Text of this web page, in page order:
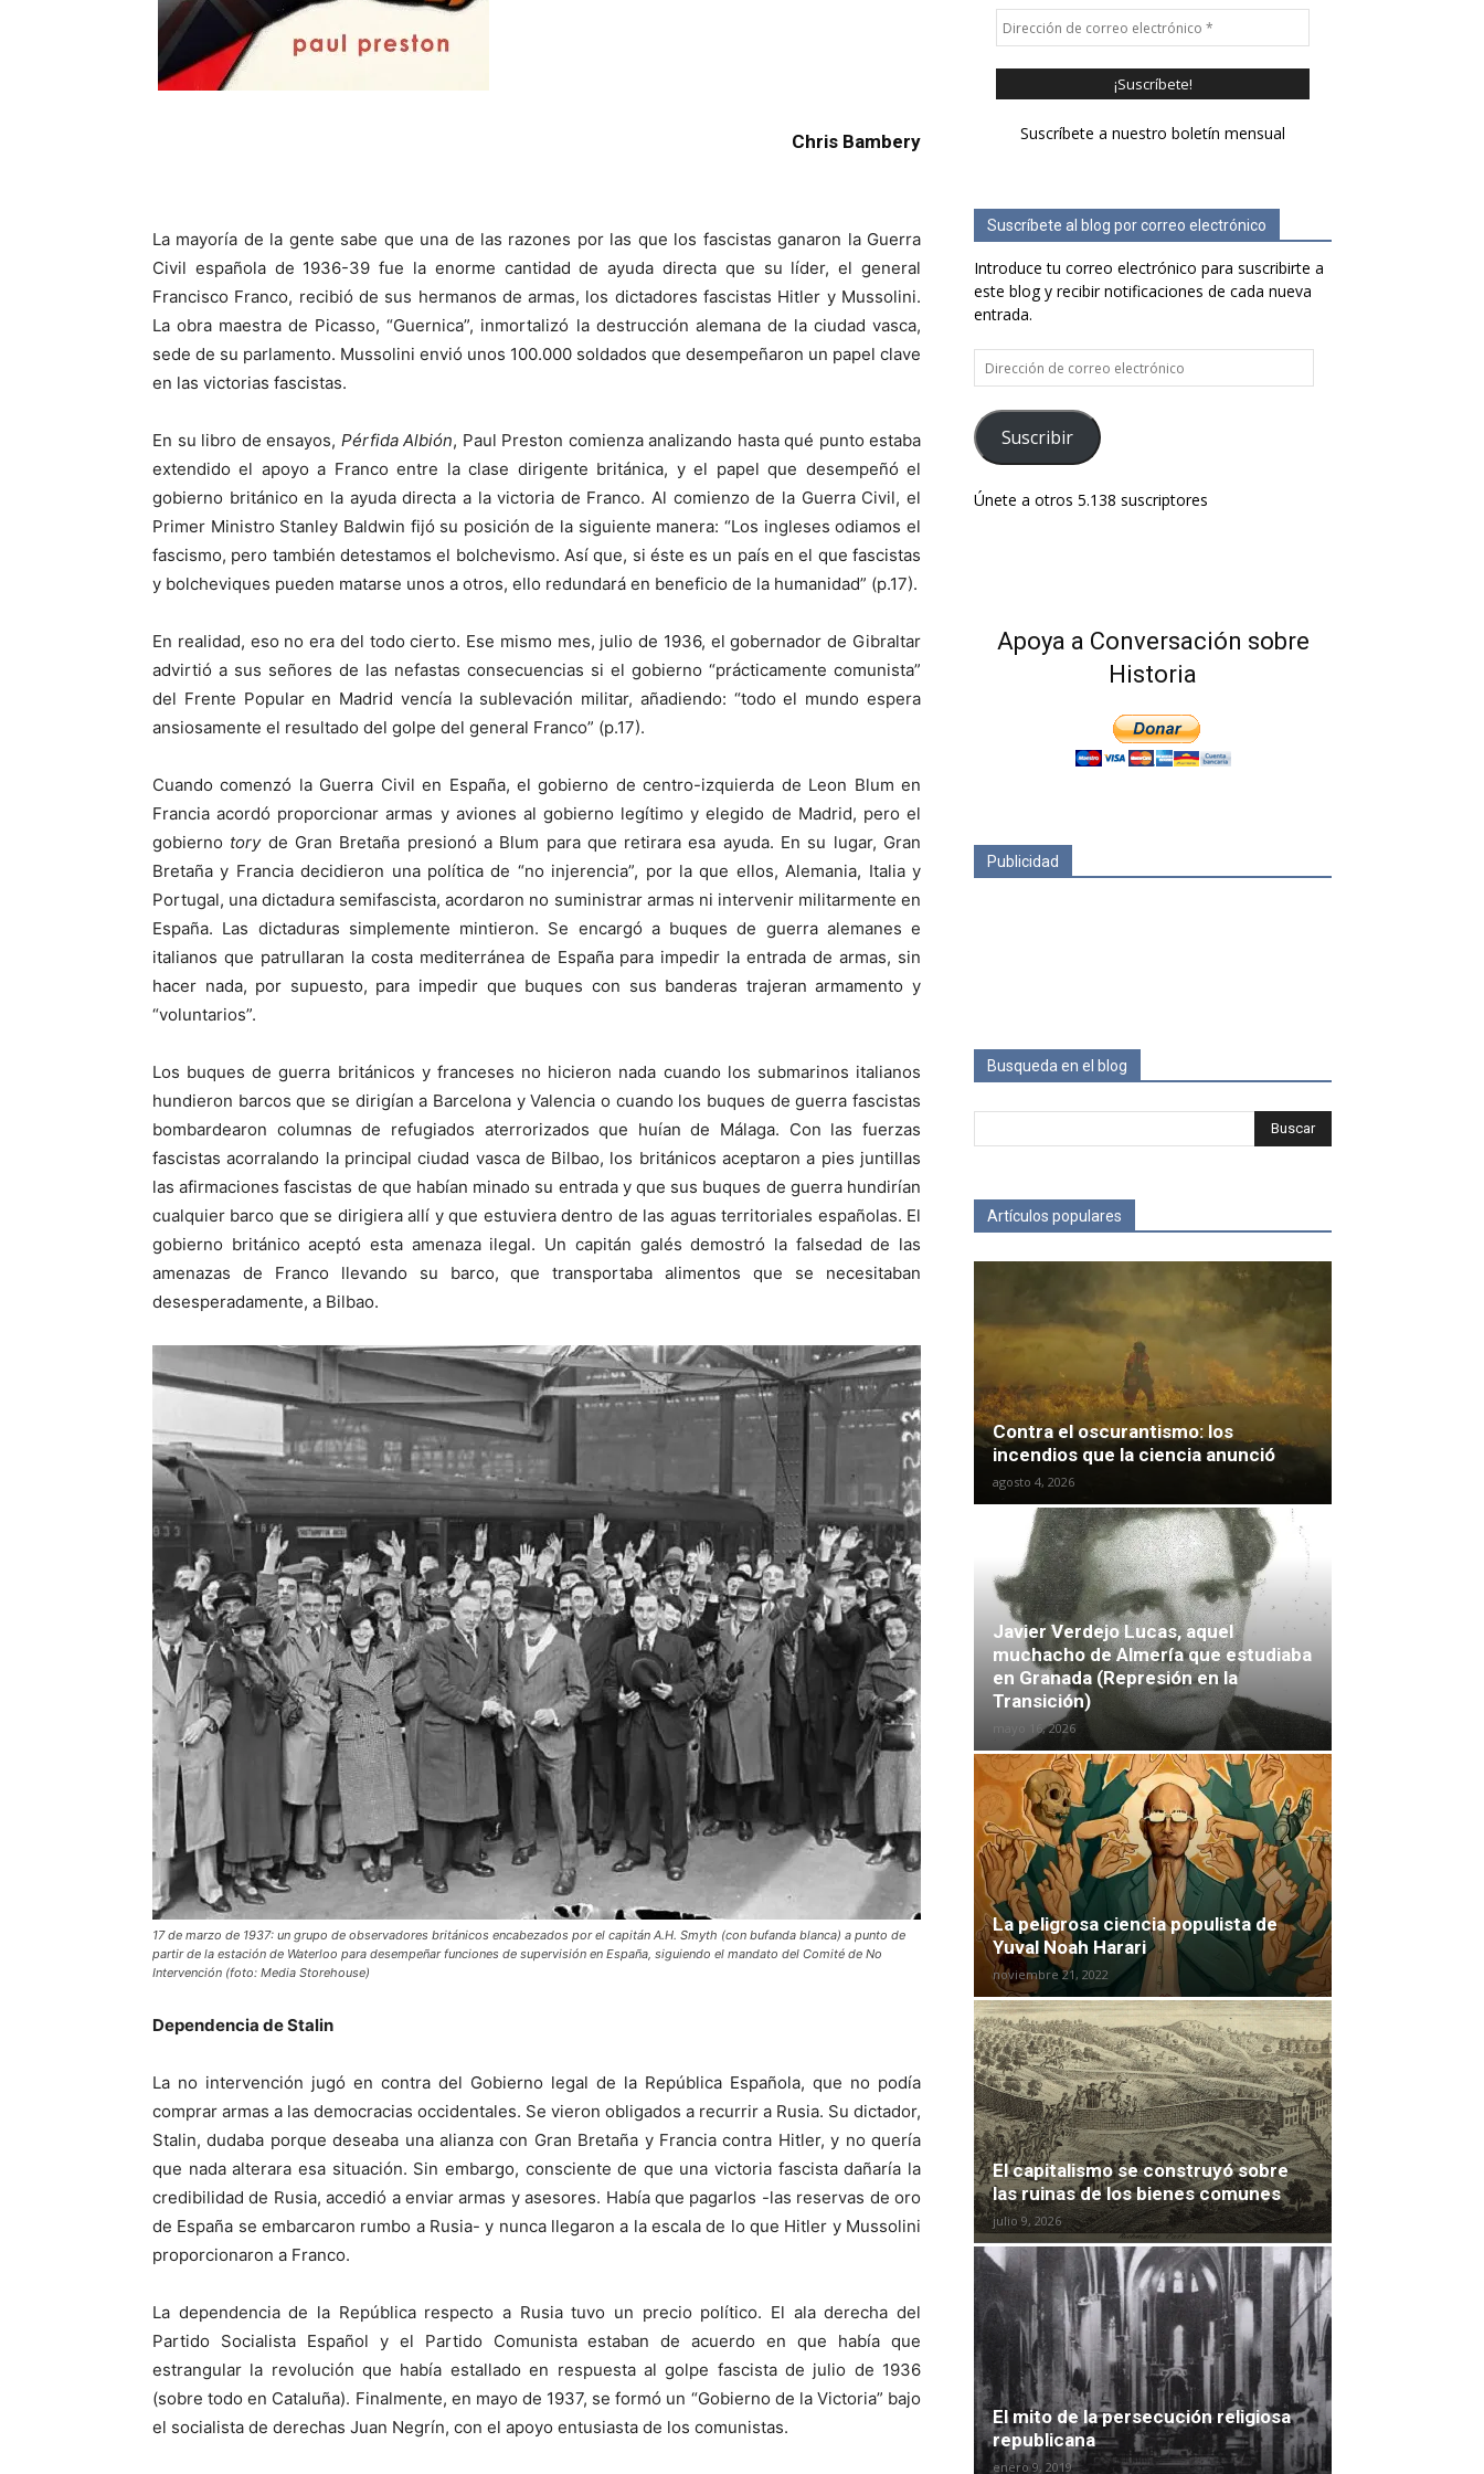
Chris Bambery
La mayoría de la gente sabe que una de las razones por las que los fascistas ganaron la Guerra
Civil española de 1936-39 fue la enorme cantidad de ayuda directa que su líder, el general
Francisco Franco, recibió de sus hermanos de armas, los dictadores fascistas Hitler y Mussolini.
La obra maestra de Picasso, “Guernica”, inmortalizó la destrucción alemana de la ciudad vasca,
sede de su parlamento. Mussolini envió unos 100.000 soldados que desempeñaron un papel clave
en las victorias fascistas.
En su libro de ensayos, Pérfida Albión, Paul Preston comienza analizando hasta qué punto estaba
extendido el apoyo a Franco entre la clase dirigente británica, y el papel que desempeñó el
gobierno británico en la ayuda directa a la victoria de Franco. Al comienzo de la Guerra Civil, el
Primer Ministro Stanley Baldwin fijó su posición de la siguiente manera: “Los ingleses odiamos el
fascismo, pero también detestamos el bolchevismo. Así que, si éste es un país en el que fascistas
y bolcheviques pueden matarse unos a otros, ello redundará en beneficio de la humanidad” (p.17).
En realidad, eso no era del todo cierto. Ese mismo mes, julio de 1936, el gobernador de Gibraltar
advirtió a sus señores de las nefastas consecuencias si el gobierno “prácticamente comunista”
del Frente Popular en Madrid vencía la sublevación militar, añadiendo: “todo el mundo espera
ansiosamente el resultado del golpe del general Franco” (p.17).
Cuando comenzó la Guerra Civil en España, el gobierno de centro-izquierda de Leon Blum en
Francia acordó proporcionar armas y aviones al gobierno legítimo y elegido de Madrid, pero el
gobierno toryde Gran Bretaña presionó a Blum para que retirara esa ayuda. En su lugar, Gran
Bretaña y Francia decidieron una política de “no injerencia”, por la que ellos, Alemania, Italia y
Portugal, una dictadura semifascista, acordaron no suministrar armas ni intervenir militarmente en
España. Las dictaduras simplemente mintieron. Se encargó a buques de guerra alemanes e
italianos que patrullaran la costa mediterránea de España para impedir la entrada de armas, sin
hacer nada, por supuesto, para impedir que buques con sus banderas trajeran armamento y
“voluntarios”.
Los buques de guerra británicos y franceses no hicieron nada cuando los submarinos italianos
hundieron barcos que se dirigían a Barcelona y Valencia o cuando los buques de guerra fascistas
bombardearon columnas de refugiados aterrorizados que huían de Málaga. Con las fuerzas
fascistas acorralando la principal ciudad vasca de Bilbao, los británicos aceptaron a pies juntillas
las afirmaciones fascistas de que habían minado su entrada y que sus buques de guerra hundirían
cualquier barco que se dirigiera allí y que estuviera dentro de las aguas territoriales españolas. El
gobierno británico aceptó esta amenaza ilegal. Un capitán galés demostró la falsedad de las
amenazas de Franco llevando su barco, que transportaba alimentos que se necesitaban
desesperadamente, a Bilbao.
17 de marzo de 1937: un grupo de observadores británicos encabezados por el capitán A.H. Smyth (con bufanda blanca) a punto de
partir de la estación de Waterloo para desempeñar funciones de supervisión en España, siguiendo el mandato del Comité de No
Intervención (foto: Media Storehouse)
Dependencia de Stalin
La no intervención jugó en contra del Gobierno legal de la República Española, que no podía
comprar armas a las democracias occidentales. Se vieron obligados a recurrir a Rusia. Su dictador,
Stalin, dudaba porque deseaba una alianza con Gran Bretaña y Francia contra Hitler, y no quería
que nada alterara esa situación. Sin embargo, consciente de que una victoria fascista dañaría la
credibilidad de Rusia, accedió a enviar armas y asesores. Había que pagarlos -las reservas de oro
de España se embarcaron rumbo a Rusia- y nunca llegaron a la escala de lo que Hitler y Mussolini
proporcionaron a Franco.
La dependencia de la República respecto a Rusia tuvo un precio político. El ala derecha del
Partido Socialista Español y el Partido Comunista estaban de acuerdo en que había que
estrangular la revolución que había estallado en respuesta al golpe fascista de julio de 1936
(sobre todo en Cataluña). Finalmente, en mayo de 1937, se formó un “Gobierno de la Victoria” bajo
el socialista de derechas Juan Negrín, con el apoyo entusiasta de los comunistas.
Suscríbete a nuestro boletín mensual
Suscríbete al blog por correo electrónico
Introduce tu correo electrónico para suscribirte a
este blog y recibir notificaciones de cada nueva
entrada.
Dirección
de
correo
electrónico
Suscribir
Únete a otros 5.138 suscriptores
Apoya a Conversación sobre
Historia
Publicidad
Busqueda en el blog
Artículos populares
Contra el oscurantismo: los
incendios que la ciencia anunció
agosto 4, 2026
Javier Verdejo Lucas, aquel
muchacho de Almería que estudiaba
en Granada (Represión en la
Transición)
mayo 16, 2026
La peligrosa ciencia populista de
Yuval Noah Harari
noviembre 21, 2022
El capitalismo se construyó sobre
las ruinas de los bienes comunes
julio 9, 2026
El mito de la persecución religiosa
republicana
enero 9, 2019